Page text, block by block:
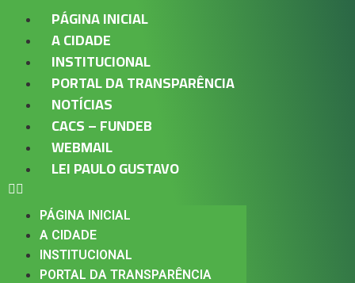
PÁGINA INICIAL
A CIDADE
INSTITUCIONAL
PORTAL DA TRANSPARÊNCIA
NOTÍCIAS
CACS – FUNDEB
WEBMAIL
LEI PAULO GUSTAVO
PÁGINA INICIAL
A CIDADE
INSTITUCIONAL
PORTAL DA TRANSPARÊNCIA